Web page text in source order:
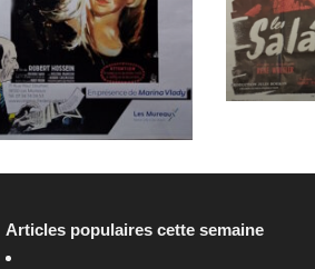
Articles populaires cette semaine